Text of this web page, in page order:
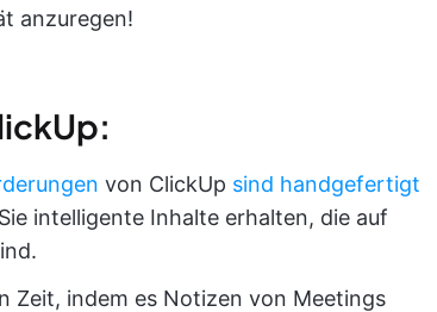
anzuregen!
von ClickUp sind handgefertigt
intelligente Inhalte erhalten, die auf
Zeit, indem es Notizen von Meetings